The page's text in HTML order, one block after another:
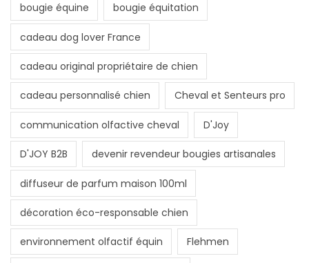
bougie équine bougie équitation
cadeau dog lover France
cadeau original propriétaire de chien
cadeau personnalisé chien Cheval et Senteurs pro
communication olfactive cheval D'Joy
D'JOY B2B devenir revendeur bougies artisanales
diffuseur de parfum maison 100ml
décoration éco-responsable chien
environnement olfactif équin Flehmen